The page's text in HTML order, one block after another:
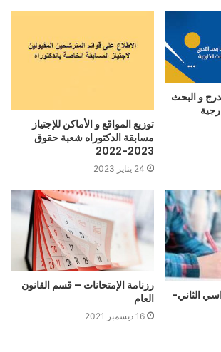
و البحث
توزيع المواقع و الأماكن للإجتياز
مسابقة الدكتوراه شعبة حقوق
2023-2022
24 يناير 2023
الثاني-
رزنامة الإمتحانات – قسم القانون
العام
16 ديسمبر 2021